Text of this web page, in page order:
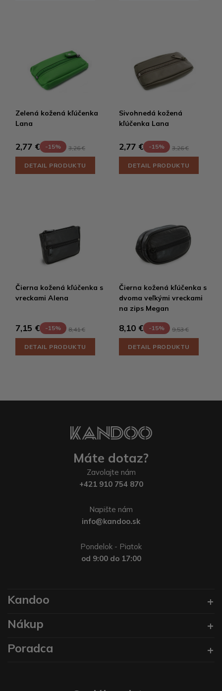
Zelená kožená kľúčenka
Lana
2,77 € -15% 3,26 €
DETAIL PRODUKTU
Sivohnedá kožená
kľúčenka Lana
2,77 € -15% 3,26 €
DETAIL PRODUKTU
Čierna kožená kľúčenka s
vreckami Alena
7,15 € -15% 8,41 €
DETAIL PRODUKTU
Čierna kožená kľúčenka s
dvoma veľkými vreckami
na zips Megan
8,10 € -15% 9,53 €
DETAIL PRODUKTU
Máte dotaz?
Zavolajte nám
+421 910 754 870
Napište nám
info@kandoo.sk
Pondelok - Piatok
od 9:00 do 17:00
Kandoo
Nákup
Poradca